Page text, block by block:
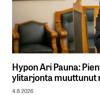
Hypon Ari Pauna:
ylitarjonta muuttunut
4.8.2026